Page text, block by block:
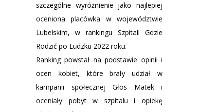
szczególne wyróżnienie jako najlepiej
oceniona placówka w województwie
Lubelskim, w rankingu Szpitali Gdzie
Rodzić po Ludzku 2022 roku.
Ranking powstał na podstawie opinii i
ocen kobiet, które brały udział w
kampanii społecznej Głos Matek i
oceniały pobyt w szpitalu i opiekę